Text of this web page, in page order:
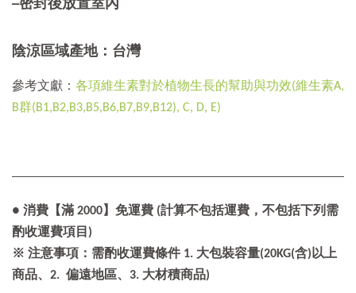
─密封後放置室內
陰涼區域產地：台灣
參考文獻： 各項維生素對於植物生長的幫助與功效(維生素A,
B群(B1,B2,B3,B5,B6,B7,B9,B12), C, D, E)
● 消費【滿 2000】免運費 (計算不包括運費，不包括下列需
酌收運費項目)
※ 注意事項：需酌收運費條件 1. 大包裝容量(20KG(含)以上
商品、2. 偏遠地區、3. 大材積商品)